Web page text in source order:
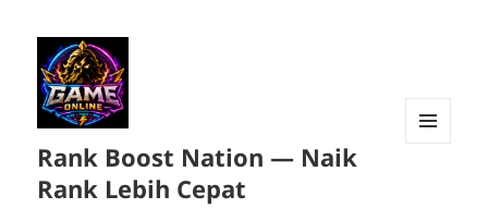
Rank Boost Nation — Naik
Rank Lebih Cepat